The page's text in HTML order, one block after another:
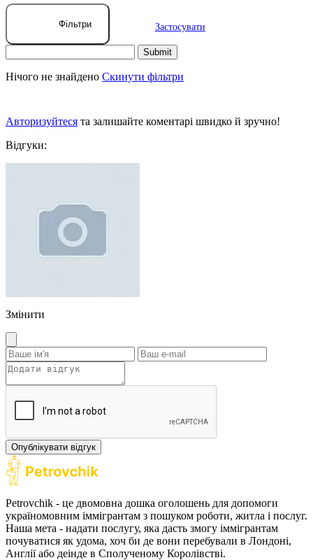
Фільтри Застосувати
Нічого не знайдено Скинути фільтри
Авторизуйтеся та залишайте коментарі швидко й зручно!
Відгуки:
Змінити
Опублікувати відгук
Petrovchik - це двомовна дошка оголошень для допомоги
україномовним іммігрантам з пошуком роботи, житла і послуг.
Наша мета - надати послугу, яка дасть змогу іммігрантам
почуватися як удома, хоч би де вони перебували в Лондоні,
Англії або деінде в Сполученому Королівстві.